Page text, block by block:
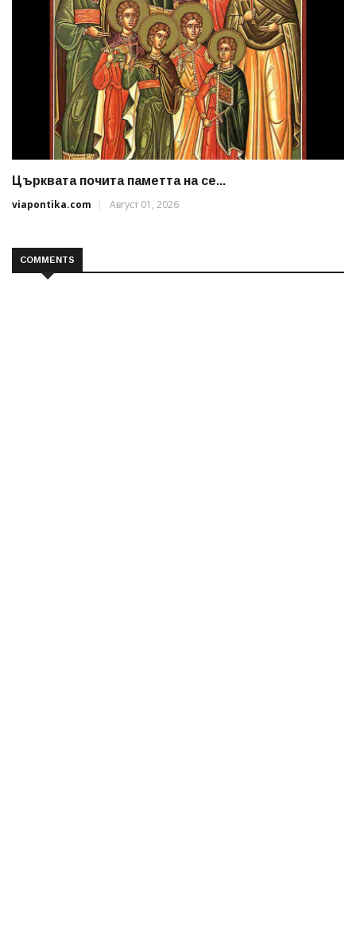
Църквата почита паметта на се...
viapontika.com
Август 01, 2026
COMMENTS